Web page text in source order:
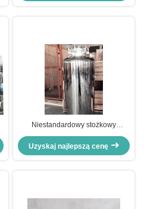
Niestandardowy stożkowy
fermenter 1 barel Brite Beer Tank
Storage
Uzyskaj najlepszą cenę